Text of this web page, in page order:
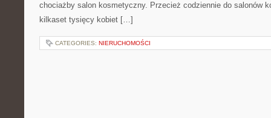
chociażby salon kosmetyczny. Przecież codziennie do salonów
kilkaset tysięcy kobiet […]
CATEGORIES: NIERUCHOMOŚCI